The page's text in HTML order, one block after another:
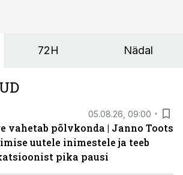
72H Nädal
05.08.26, 09:00
vahetab põlvkonda | Janno Toots
uutele inimestele ja teeb
pika pausi